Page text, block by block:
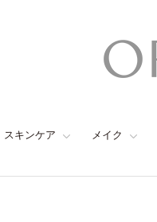
スキンケア メイク